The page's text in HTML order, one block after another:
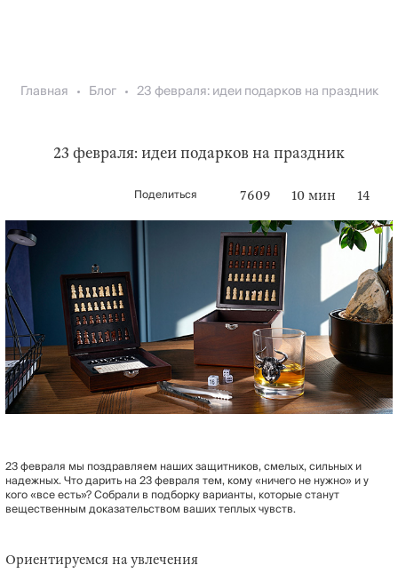
Главная Блог 23 февраля: идеи подарков на праздник
23 февраля: идеи подарков на праздник
Поделиться 7609 10 мин 14
23 февраля мы поздравляем наших защитников, смелых, сильных и
надежных. Что дарить на 23 февраля тем, кому «ничего не нужно» и у
кого «все есть»? Собрали в подборку варианты, которые станут
вещественным доказательством ваших теплых чувств.
Ориентируемся на увлечения